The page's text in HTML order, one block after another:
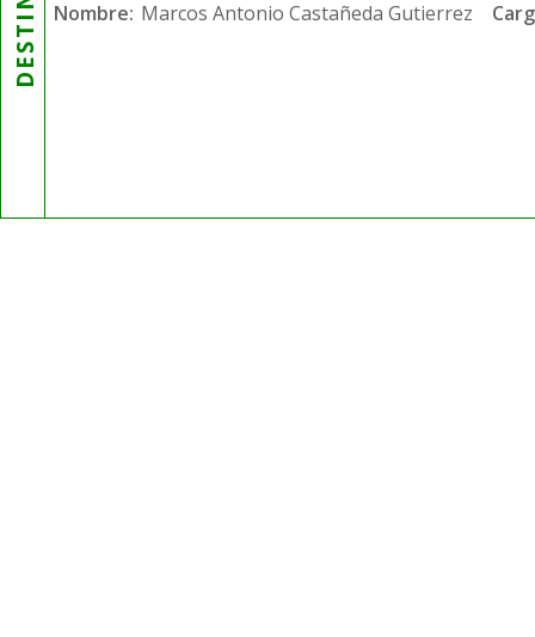
Nombre: Marcos Antonio Castañeda Gutierrez